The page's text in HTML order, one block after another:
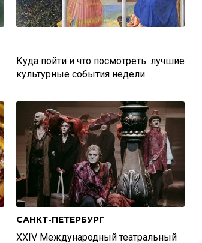
Куда пойти и что посмотреть: лучшие
культурные события недели
САНКТ-ПЕТЕРБУРГ
XXIV Международный театральный